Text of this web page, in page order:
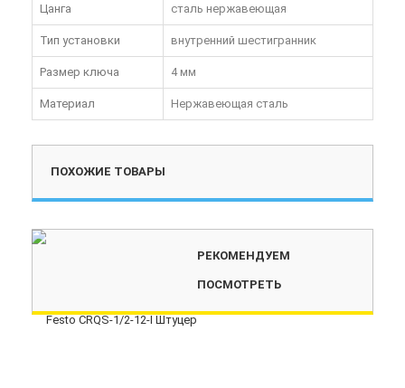
Цанга сталь нержавеющая
Тип установки внутренний шестигранник
Размер ключа 4 мм
Материал Нержавеющая сталь
ПОХОЖИЕ ТОВАРЫ
РЕКОМЕНДУЕМ
ПОСМОТРЕТЬ